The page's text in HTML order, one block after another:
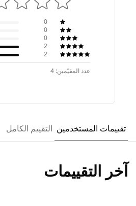
0
0
0
2
2
عدد المقيّمين: 4
تقييمات المستخدمين التقييم الكامل
آخر التقييمات